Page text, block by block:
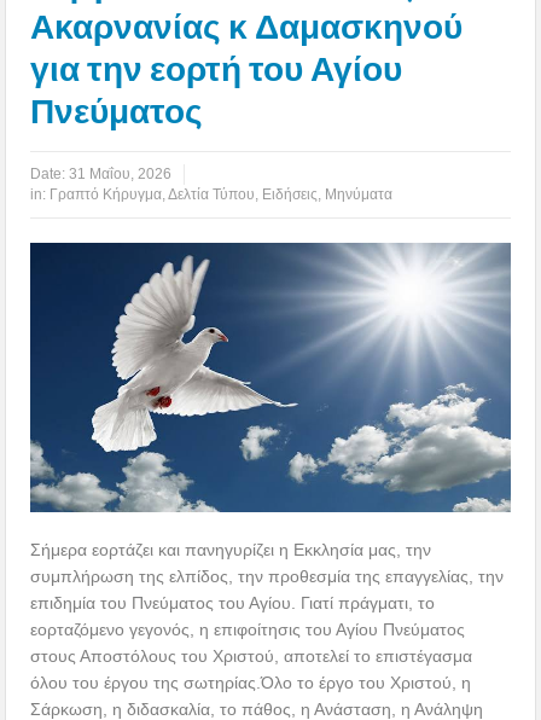
Ακαρνανίας κ Δαμασκηνού
για την εορτή του Αγίου
Πνεύματος
Date:31 Μαΐου, 2026
in: Γραπτό Κήρυγμα ,Δελτία Τύπου Ειδήσεις Μηνύματα
Σήμερα εορτάζει και πανηγυρίζει η Εκκλησία μας, την
συμπλήρωση της ελπίδος, την προθεσμία της επαγγελίας, την
επιδημία του Πνεύματος του Αγίου. Γιατί πράγματι, το
εορταζόμενο γεγονός, η επιφοίτησις του Αγίου Πνεύματος
στους Αποστόλους του Χριστού, αποτελεί το επιστέγασμα
όλου του έργου της σωτηρίας.Όλο το έργο του Χριστού, η
Σάρκωση, η διδασκαλία, το πάθος, η Ανάσταση, η Ανάληψη